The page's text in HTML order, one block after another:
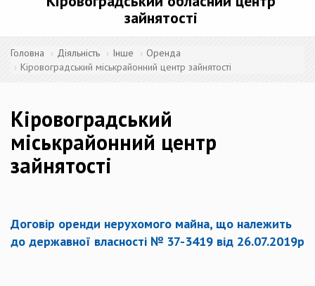
зайнятості
Головна Діяльність Інше
Оренда
Кіровоградський міськрайонний центр зайнятості
Кіровоградський
міськрайонний центр
зайнятості
Договір оренди нерухомого майна, що належить
до державної власності № 37-3419 від 26.07.2019р